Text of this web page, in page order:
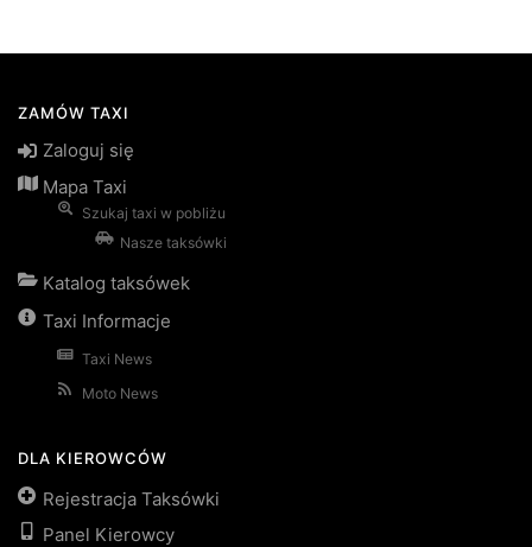
ZAMÓW TAXI
Zaloguj się
Mapa Taxi
Szukaj taxi w pobliżu
Nasze taksówki
Katalog taksówek
Taxi Informacje
Taxi News
Moto News
DLA KIEROWCÓW
Rejestracja Taksówki
Panel Kierowcy